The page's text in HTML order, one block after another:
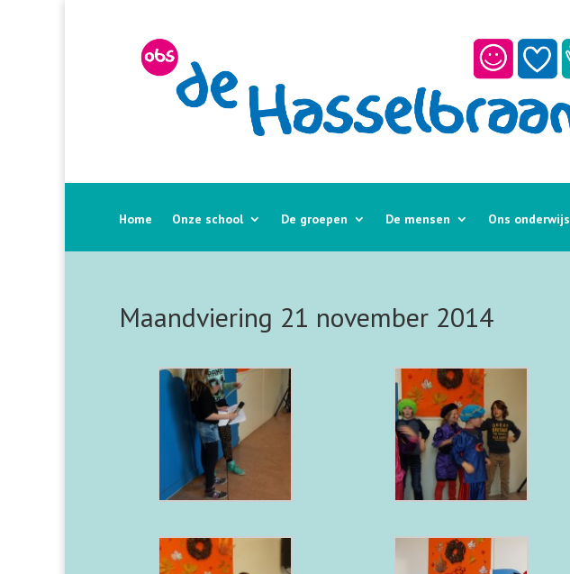
Home Onze school De groepen De mensen Ons onderwijs
Maandviering 21 november 2014